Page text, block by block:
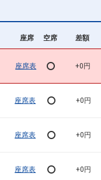
座席 空席 差額
座席表 +0円
座席表 +0円
座席表 +0円
座席表 +0円